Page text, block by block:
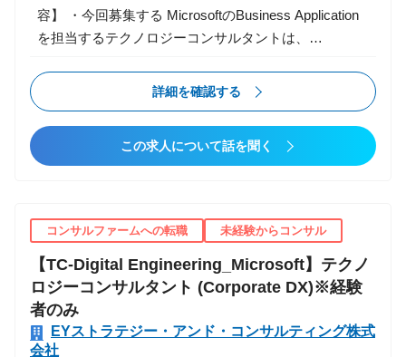
導入を伴うグローバルレベルの大規模変革推進のため
のチェンジマネジメント
容】 ・今回募集する MicrosoftのBusiness Application
を担当するテクノロジーコンサルタントは、
活かして、基幹システム刷新における企画構想策定フ
ェーズの提案活動からシステム構築、導入および稼働
後の変革支援まで幅広い分野でご活躍いただきます。
・全社ERPもしくは海外子会社や事業部門の個別ERP
るプラットフォーム構築を支援します。 ・Power
Platformによる機能拡張や、Azureサービス（IoT, MR
etc.）など革新的なMicrosoftのクラウドテクノロジー
を使って周辺機能を拡張し、クライアントの業務改革
を支援します。 ・クライアントとのワークショップを
通じBPRを共に推進し標準機能を最大限活用すること
詳細を確認する
この求人について話を聞く
コンサルファームへの転職 未経験からコンサル
【TC-Digital Engineering_Microsoft】テクノ
ロジーコンサルタント (Corporate DX)※経験
者のみ
EYストラテジー・アンド・コンサルティング株式
会社